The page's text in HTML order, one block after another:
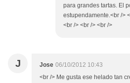
para grandes tartas. El
estupendamente.<br />
<br /> <br /> <br />
J Jose 06/10/2012 10:43
<br /> Me gusta ese helado tan